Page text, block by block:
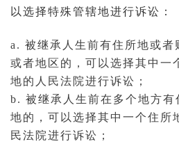
以选择特殊管辖地进行诉讼：
a. 被继承人生前有住所地或者
或者地区的，可以选择其中一
地的人民法院进行诉讼；
b. 被继承人生前在多个地方有
地的，可以选择其中一个住所
民法院进行诉讼；